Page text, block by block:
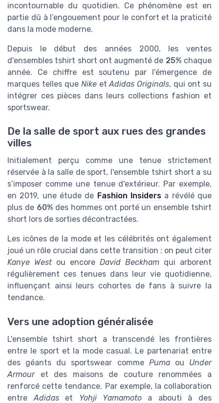
incontournable du quotidien. Ce phénomène est en
partie dû à l’engouement pour le confort et la praticité
dans la mode moderne.
Depuis le début des années 2000, les ventes
d'ensembles tshirt short ont augmenté de 25% chaque
année. Ce chiffre est soutenu par l'émergence de
marques telles que NikeetAdidas Originals, qui ont su
intégrer ces pièces dans leurs collections fashion et
sportswear.
De la salle de sport aux rues des grandes
villes
Initialement perçu comme une tenue strictement
réservée à la salle de sport, l'ensemble tshirt short a su
s’imposer comme une tenue d'extérieur. Par exemple,
en 2019, une étude de Fashion Insiders a révélé que
plus de 60% des hommes ont porté un ensemble tshirt
short lors de sorties décontractées.
Les icônes de la mode et les célébrités ont également
joué un rôle crucial dans cette transition : on peut citer
Kanye Westou encore David Beckham qui arborent
régulièrement ces tenues dans leur vie quotidienne,
influençant ainsi leurs cohortes de fans à suivre la
tendance.
Vers une adoption généralisée
L'ensemble tshirt short a transcendé les frontières
entre le sport et la mode casual. Le partenariat entre
des géants du sportswear comme Pumaou Under
Armouret des maisons de couture renommées a
renforcé cette tendance. Par exemple, la collaboration
entre Adidaset Yohji Yamamotoa abouti à des